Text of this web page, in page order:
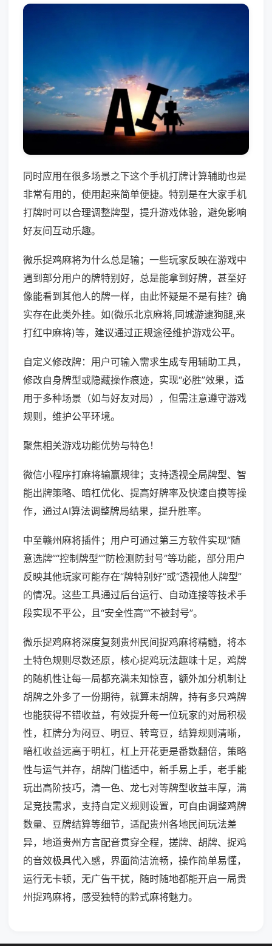
同时应用在很多场景之下这个手机打牌计算辅助也是
非常有用的，使用起来简单便捷。特别是在大家手机
打牌时可以合理调整牌型，提升游戏体验，避免影响
好友间互动乐趣。
微乐捉鸡麻将为什么总是输；一些玩家反映在游戏中
遇到部分用户的牌特别好，总是能拿到好牌，甚至好
像能看到其他人的牌一样，由此怀疑是不是有挂？确
实存在此类外挂。如(微乐北京麻将,同城游逮狗腿,来
打红中麻将)等，建议通过正规途径维护游戏公平。
自定义修改牌：用户可输入需求生成专用辅助工具，
修改自身牌型或隐藏操作痕迹，实现“必胜”效果，适
用于多种场景（如与好友对局），但需注意遵守游戏
规则，维护公平环境。
聚焦相关游戏功能优势与特色！
微信小程序打麻将输赢规律；支持透视全局牌型、智
能出牌策略、暗杠优化、提高好牌率及快速自摸等操
作，通过AI算法调整牌局结果，提升胜率。
中至赣州麻将插件；用户可通过第三方软件实现“随
意选牌”“控制牌型”“防检测防封号”等功能，部分用户
反映其他玩家可能存在“牌特别好”或“透视他人牌型”
的情况。这些工具通过后台运行、自动连接等技术手
段实现不平公，且“安全性高”“不被封号”。
微乐捉鸡麻将深度复刻贵州民间捉鸡麻将精髓，将本
土特色规则尽数还原，核心捉鸡玩法趣味十足，鸡牌
的随机性让每一局都充满未知惊喜，额外加分机制让
胡牌之外多了一份期待，就算未胡牌，持有多只鸡牌
也能获得不错收益，有效提升每一位玩家的对局积极
性，杠牌分为闷豆、明豆、转弯豆，结算规则清晰，
暗杠收益远高于明杠，杠上开花更是番数翻倍，策略
性与运气并存，胡牌门槛适中，新手易上手，老手能
玩出高阶技巧，清一色、龙七对等牌型收益丰厚，满
足竞技需求，支持自定义规则设置，可自由调整鸡牌
数量、豆牌结算等细节，适配贵州各地民间玩法差
异，地道贵州方言配音贯穿全程，搓牌、胡牌、捉鸡
的音效极具代入感，界面简洁流畅，操作简单易懂，
运行无卡顿，无广告干扰，随时随地都能开启一局贵
州捉鸡麻将，感受独特的黔式麻将魅力。